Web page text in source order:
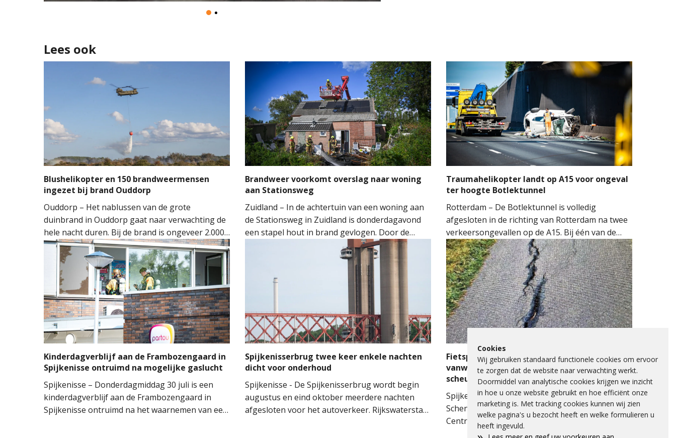
Lees ook
Blushelikopter en 150 brandweermensen
ingezet bij brand Ouddorp
Ouddorp – Het nablussen van de grote
duinbrand in Ouddorp gaat naar verwachting de
hele nacht duren. Bij de brand is ongeveer 2.000
vierkante meter natuur verloren gegaan. De
brand ontstond rond 14.00 uur, waarna de
brandweer groots opschaalde. Tientallen
brandweervoertuigen en ongeveer 150
brandweermensen werden ingezet om het vuur
onder controle te krijgen.
Brandweer voorkomt overslag naar woning
aan Stationsweg
Zuidland – In de achtertuin van een woning aan
de Stationsweg in Zuidland is donderdagavond
een stapel hout in brand gevlogen. Door de
snelle inzet van de brandweer kon worden
voorkomen dat het vuur oversloeg naar de
Traumahelikopter landt op A15 voor ongeval
ter hoogte Botlektunnel
Rotterdam – De Botlektunnel is volledig
afgesloten in de richting van Rotterdam na twee
verkeersongevallen op de A15. Bij één van de
ongevallen sloeg een auto over de kop.
Hulpdiensten kwamen massaal ter plaatse.
Meerdere ambulances, de brandweer en het
Mobiel Medisch Team (MMT) werden ingezet. De
traumahelikopter landde op de snelweg om
medische assistentie te verlenen.
Kinderdagverblijf aan de Frambozengaard in
Spijkenisse ontruimd na mogelijke gaslucht
Spijkenisse – Donderdagmiddag 30 juli is een
kinderdagverblijf aan de Frambozengaard in
Spijkenisse ontruimd na het waarnemen van een
Spijkenisserbrug twee keer enkele nachten
dicht voor onderhoud
Spijkenisse - De Spijkenisserbrug wordt begin
augustus en eind oktober meerdere nachten
afgesloten voor het autoverkeer. Rijkswaterstaat
Fietspad Lange Schenkeldijk afgesloten
vanwege verzakking asfalt en ernstige
scheuren
Spijkenisse - Het fietspad op de Lange
Schenkeldijk langs het Spijkenisse Medisch
Centrum is de komende dagen afgesloten
vanwege een onveilige situatie. Een deel van het
Cookies
Wij gebruiken standaard functionele cookies om ervoor
te zorgen dat de website naar verwachting werkt.
Doormiddel van analytische cookies krijgen we inzicht
in hoe u onze website gebruikt en hoe efficiënt onze
marketing is. Met tracking cookies kunnen wij zien
welke pagina's u bezocht heeft en welke formulieren u
heeft ingevuld.